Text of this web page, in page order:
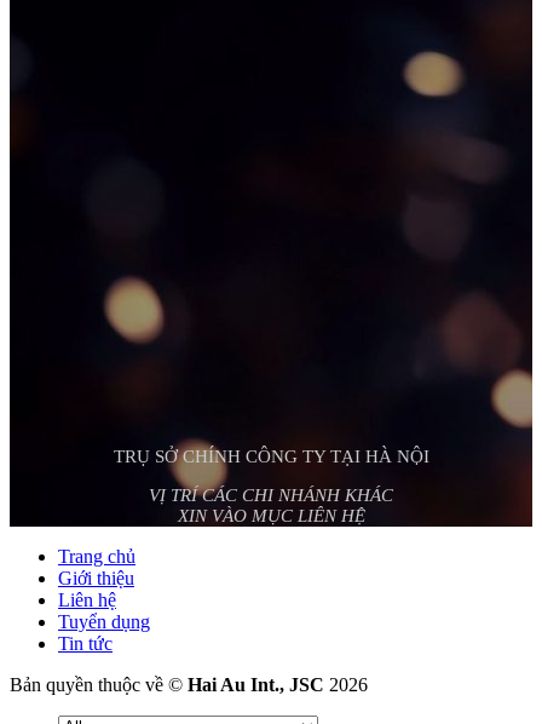
TRỤ SỞ CHÍNH CÔNG TY TẠI HÀ NỘI
VỊ TRÍ CÁC CHI NHÁNH KHÁC
XIN VÀO MỤC LIÊN HỆ
Trang chủ
Giới thiệu
Liên hệ
Tuyển dụng
Tin tức
Bản quyền thuộc về © Hai Au Int., JSC 2026